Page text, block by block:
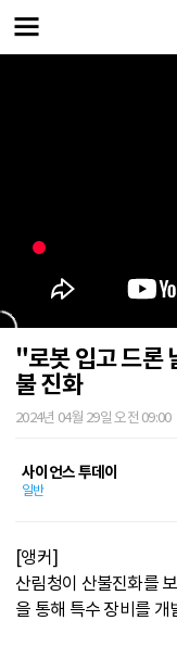
"로봇 입고 드론
불 진화
2024년 04월 29일 오전 09:00
사이언스 투데이
일반
[앵커]
산림청이 산불진화를
을 통해 특수 장비를 개